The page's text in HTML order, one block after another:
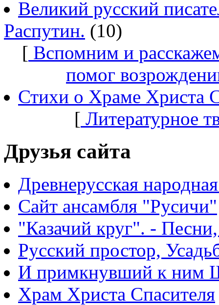
Великий русский
Распутин. (10)
[ Вспомним и
помог
Стихи о Храме Христа
[ Литературное
Друзья сайта
Древнерусская
Сайт ансамбля "Русичи"
"Казачий круг". -
Русский простор,
И примкнувший к ним
Храм Христа Спасителя